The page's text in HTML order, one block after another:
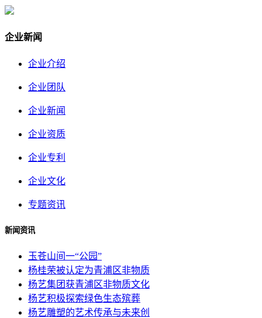
企业新闻
企业介绍
企业团队
企业新闻
企业资质
企业专利
企业文化
专题资讯
新闻资讯
玉苍山间一“公园”
杨桂荣被认定为青浦区非物质
杨艺集团获青浦区非物质文化
杨艺积极探索绿色生态殡葬
杨艺雕塑的艺术传承与未来创